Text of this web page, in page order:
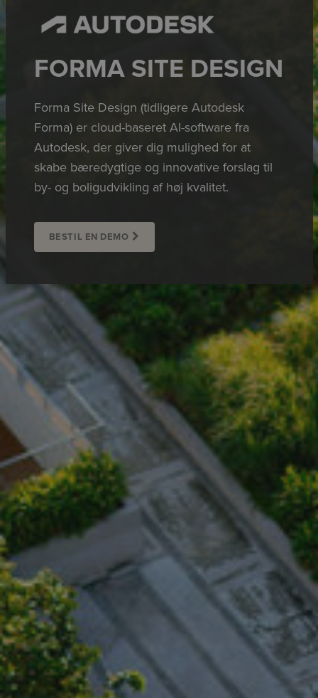
FORMA SITE DESIGN
Forma Site Design (tidligere Autodesk
Forma) er cloud-baseret AI-software fra
Autodesk, der giver dig mulighed for at
skabe bæredygtige og innovative forslag til
by- og boligudvikling af høj kvalitet.
BESTIL EN DEMO